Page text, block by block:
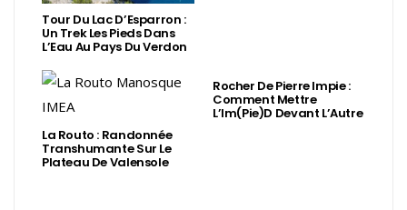
Tour Du Lac D’Esparron :
Un Trek Les Pieds Dans
L’Eau Au Pays Du Verdon
La Routo : Randonnée
Transhumante Sur Le
Plateau De Valensole
Rocher De Pierre Impie :
Comment Mettre
L’Im(Pie)d Devant L’Autre